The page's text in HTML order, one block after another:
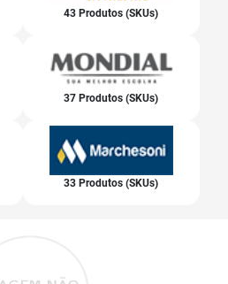
43 Produtos (SKUs)
37 Produtos (SKUs)
33 Produtos (SKUs)